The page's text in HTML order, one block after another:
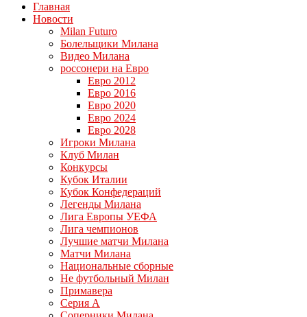
Главная
Новости
Milan Futuro
Болельщики Милана
Видео Милана
россонери на Евро
Евро 2012
Евро 2016
Евро 2020
Евро 2024
Евро 2028
Игроки Милана
Клуб Милан
Конкурсы
Кубок Италии
Кубок Конфедераций
Легенды Милана
Лига Европы УЕФА
Лига чемпионов
Лучшие матчи Милана
Матчи Милана
Национальные сборные
Не футбольный Милан
Примавера
Серия А